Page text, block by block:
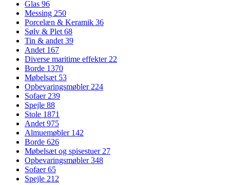
Glas 96
Messing 250
Porcelæn & Keramik 36
Sølv & Plet 68
Tin & andet 39
Andet 167
Diverse maritime effekter 22
Borde 1370
Møbelsæt 53
Opbevaringsmøbler 224
Sofaer 239
Spejle 88
Stole 1871
Andet 975
Almuemøbler 142
Borde 626
Møbelsæt og spisestuer 27
Opbevaringsmøbler348
Sofaer65
Spejle 212